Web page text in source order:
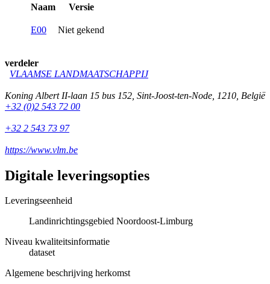
Naam
Versie
E00 Niet gekend
verdeler
VLAAMSE LANDMAATSCHAPPIJ
Koning Albert II-laan 15 bus 152 Sint-Joost-ten-Node 1210 België
+32 (0)2 543 72 00
+32 2 543 73 97
https://www.vlm.be
Digitale leveringsopties
Leveringseenheid
Landinrichtingsgebied Noordoost-Limburg
Niveau kwaliteitsinformatie
dataset
Algemene beschrijving herkomst